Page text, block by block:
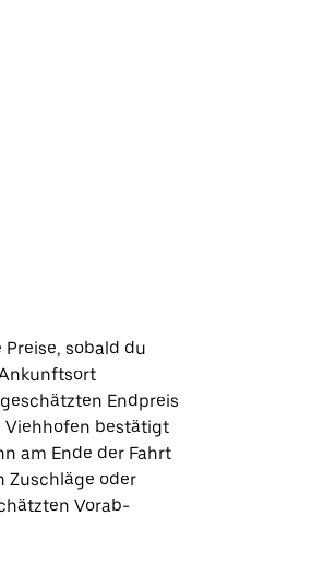
sobald du
Endpreis
Viehhofen bestätigt
am Ende der Fahrt
Zuschläge oder
Vorab-